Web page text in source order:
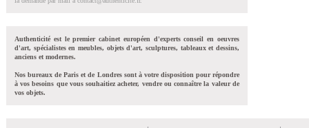
Authenticité est le premier cabinet européen d'experts conseil en oeuvres
d'art, spécialistes en meubles, objets d'art, sculptures, tableaux et dessins,
anciens et modernes.
Nos bureaux de Paris et de Londres sont à votre disposition pour répondre
à vos besoins que vous souhaitiez acheter, vendre ou connaître la valeur de
vos objets.